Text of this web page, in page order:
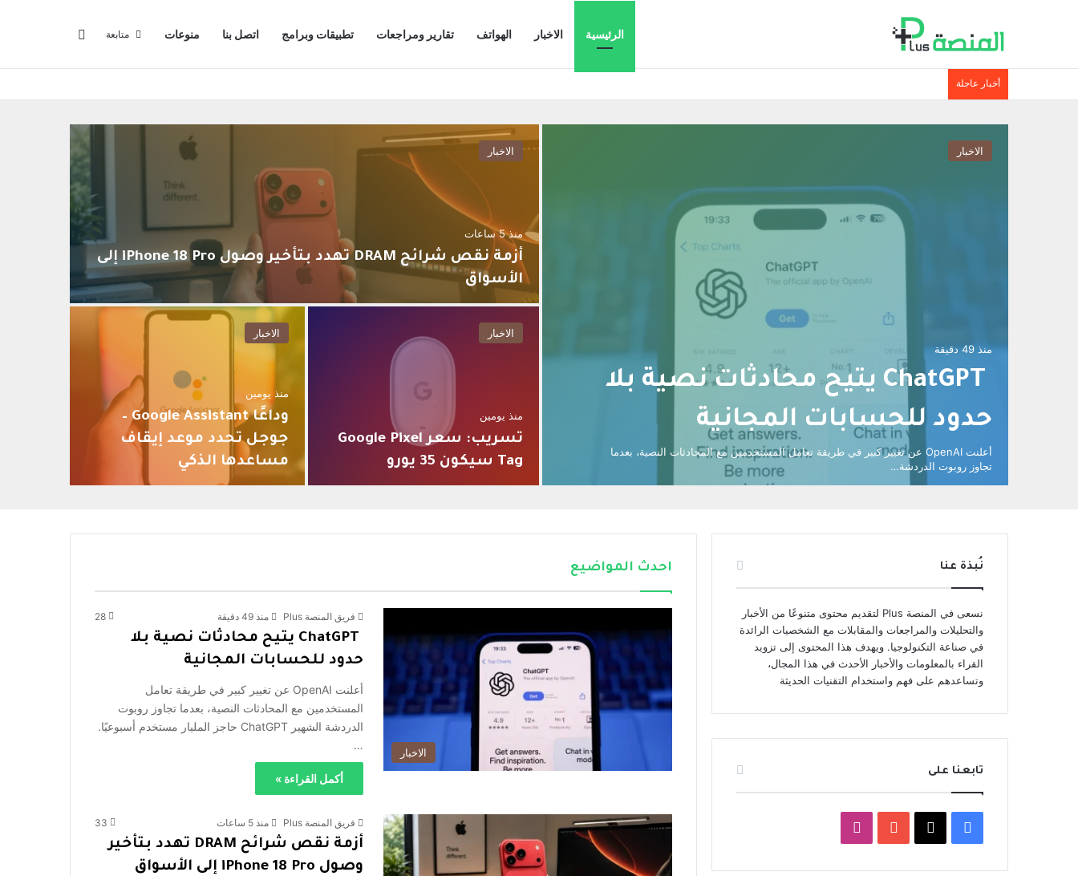
الرئيسية الاخبار الهواتف تقارير ومراجعات تطبيقات وبرامج اتصل بنا منوعات متابعة
أخبار عاجلة
الاخبار
منذ 49 دقيقة
ChatGPT يتيح محادثات نصية بلا
حدود للحسابات المجانية
أعلنت OpenAI عن تغيير كبير في طريقة تعامل المستخدمين مع المحادثات النصية، بعدما
تجاوز روبوت الدردشة…
الاخبار
منذ 5 ساعات
أزمة نقص شرائح DRAM تهدد بتأخير وصول iPhone 18 Pro إلى
الأسواق
الاخبار
منذ يومين
تسريب: سعر Google Pixel
Tag سيكون 35 يورو
الاخبار
منذ يومين
وداعًا Google Assistant –
جوجل تحدد موعد إيقاف
مساعدها الذكي
احدث المواضيع
الاخبار
فريق المنصة Plus منذ 49 دقيقة 28
ChatGPT يتيح محادثات نصية بلا
حدود للحسابات المجانية
أعلنت OpenAI عن تغيير كبير في طريقة تعامل
المستخدمين مع المحادثات النصية، بعدما تجاوز روبوت
الدردشة الشهير ChatGPT حاجز المليار مستخدم أسبوعيًا.
…
أكمل القراءة »
فريق المنصة Plus منذ 5 ساعات 33
أزمة نقص شرائح DRAM تهدد بتأخير
وصول iPhone 18 Pro إلى الأسواق
نُبذة عنا
نسعى في المنصة Plus لتقديم محتوى متنوعًا من الأخبار
والتحليلات والمراجعات والمقابلات مع الشخصيات الرائدة
في صناعة التكنولوجيا. ويهدف هذا المحتوى إلى تزويد
القراء بالمعلومات والأخبار الأحدث في هذا المجال،
وتساعدهم على فهم واستخدام التقنيات الحديثة
تابعنا على
فيسبوك ‫YouTube